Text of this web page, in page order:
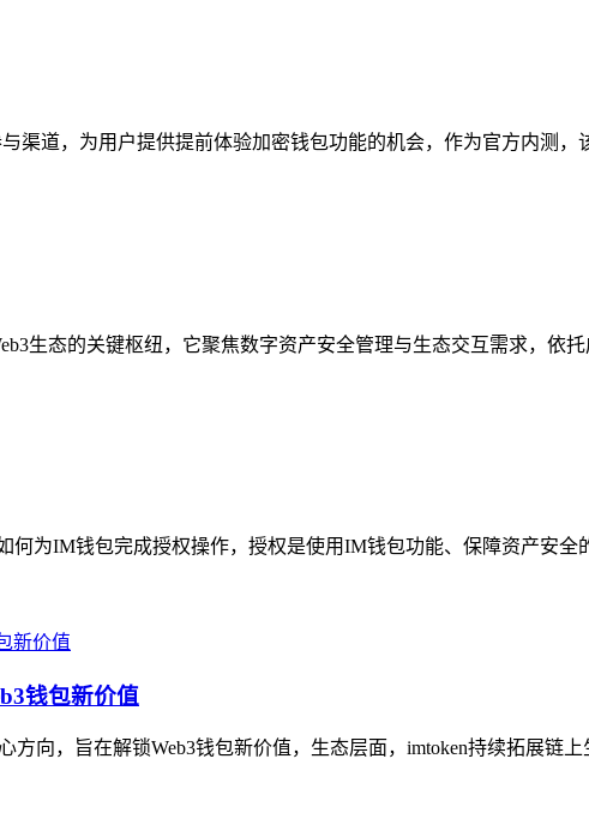
渠道，为用户提供提前体验加密钱包功能的机会，作为官方内测，
生态的关键枢纽，它聚焦数字资产安全管理与生态交互需求，依
为IM钱包完成授权操作，授权是使用IM钱包功能、保障资产安全
钱包新价值
向，旨在解锁Web3钱包新价值，生态层面，imtoken持续拓展链上